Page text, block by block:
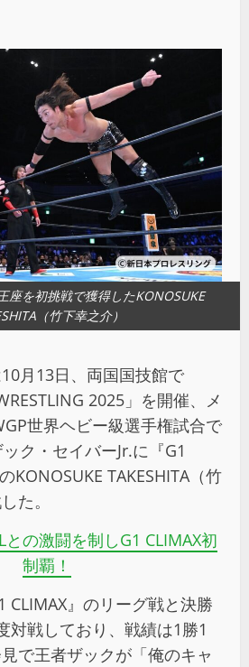
座を初挑戦で獲得したKONOSUKE
（竹下幸之介）
月13日、両国国技館で
2025」を開催、メ
世界ヘビー級選手権試合で
ク・セイバーJr.に『G1
KONOSUKE TAKESHITA（竹
た。
との激闘を制しG1 CLIMAX初
制覇！
CLIMAX』のリーグ戦と決勝
対戦しており、戦績は1勝1
で王者ザックが「俺のキャ